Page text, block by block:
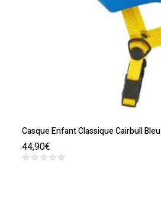
Casque Enfant Classique Cairbull Bleu
44,90€